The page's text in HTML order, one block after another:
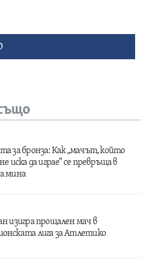
за бронза: Как „мачът, който
иска да играе“ се превръща в
мина
изигра прощален мач в
лига за Атлетико